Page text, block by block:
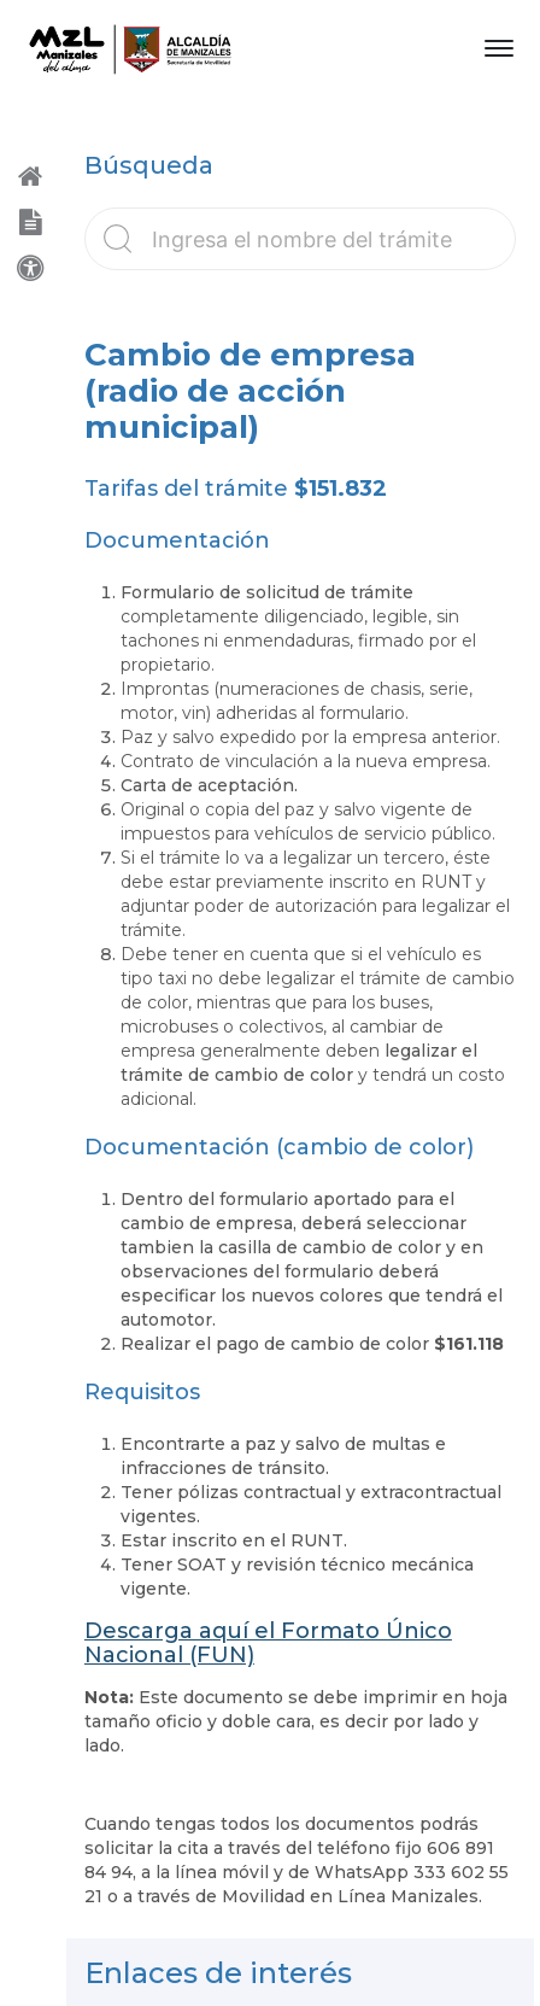
Búsqueda
Cambio de empresa
(radio de acción
municipal)
Tarifas del trámite $151.832
Documentación
Formulario de solicitud de trámite
completamente diligenciado, legible, sin
tachones ni enmendaduras, firmado por el
propietario.
Improntas (numeraciones de chasis, serie,
motor, vin) adheridas al formulario.
Paz y salvo expedido por la empresa anterior.
Contrato de vinculación a la nueva empresa.
Carta de aceptación.
Original o copia del paz y salvo vigente de
impuestos para vehículos de servicio público.
Si el trámite lo va a legalizar un tercero, éste
debe estar previamente inscrito en RUNT y
adjuntar poder de autorización para legalizar el
trámite.
Debe tener en cuenta que si el vehículo es
tipo taxi no debe legalizar el trámite de cambio
de color, mientras que para los buses,
microbuses o colectivos, al cambiar de
empresa generalmente deben legalizar el
trámite de cambio de colory tendrá un costo
adicional.
Documentación (cambio de color)
Dentro del formulario aportado para el
cambio de empresa, deberá seleccionar
tambien la casilla de cambio de color y en
observaciones del formulario deberá
especificar los nuevos colores que tendrá el
automotor.
Realizar el pago de cambio de color $161.118
Requisitos
Encontrarte a paz y salvo de multas e
infracciones de tránsito.
Tener pólizas contractual y extracontractual
vigentes.
Estar inscrito en el RUNT.
Tener SOAT y revisión técnico mecánica
vigente.
Descarga aquí el Formato Único
Nacional (FUN)
Nota:Este documento se debe imprimir en hoja
tamaño oficio y doble cara, es decir por lado y
lado.
Cuando tengas todos los documentos podrás
solicitar la cita a través del teléfono fijo 606 891
84 94, a la línea móvil y de WhatsApp 333 602 55
21 o a través de Movilidad en Línea Manizales.
Enlaces de interés